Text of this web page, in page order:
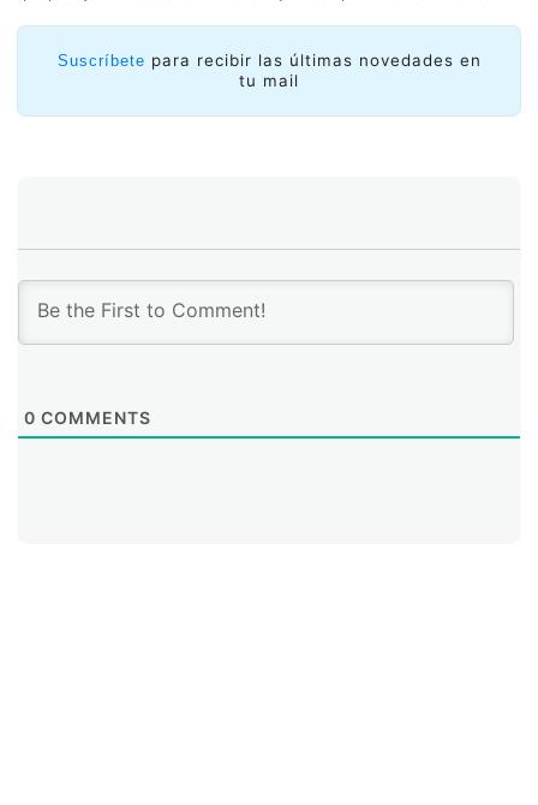
Suscríbete para recibir las últimas novedades en
tu mail
0 COMMENTS